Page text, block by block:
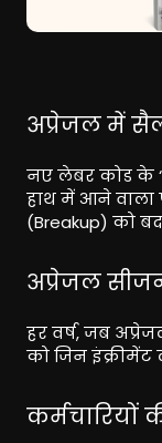
अप्रेजल में
नए लेबर कोड के
हाथ में आने वाला
(Breakup) को
अप्रेजल
हर वर्ष, जब
को जिन